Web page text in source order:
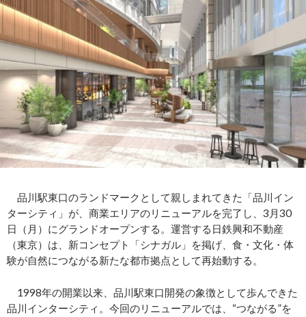
品川駅東口のランドマークとして親しまれてきた「品川イン
ターシティ」が、商業エリアのリニューアルを完了し、3月30
日（月）にグランドオープンする。運営する日鉄興和不動産
（東京）は、新コンセプト「シナガル」を掲げ、食・文化・体
験が自然につながる新たな都市拠点として再始動する。
1998年の開業以来、品川駅東口開発の象徴として歩んできた
品川インターシティ。今回のリニューアルでは、“つながる”を